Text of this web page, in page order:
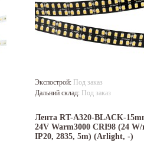
Экспострой: Под заказ
Дальний склад: Под заказ
Лента RT-A320-BLACK-
24V Warm3000 CRI98 (24
IP20, 2835, 5m) (Arlight, -)